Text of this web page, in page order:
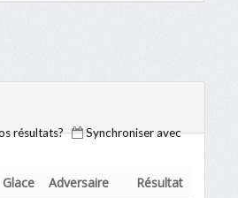
résultats?
Synchroniser avec
Glace Adversaire
Résultat